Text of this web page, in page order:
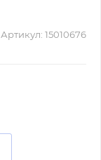
Артикул: 15010676